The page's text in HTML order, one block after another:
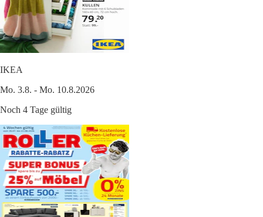
IKEA
Mo. 3.8. - Mo. 10.8.2026
Noch 4 Tage gültig